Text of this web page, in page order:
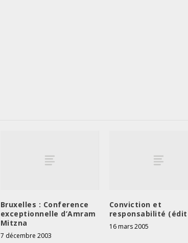
Bruxelles : Conference
exceptionnelle d’Amram
Mitzna
7 décembre 2003
Conviction et
responsabilité
16 mars 2005